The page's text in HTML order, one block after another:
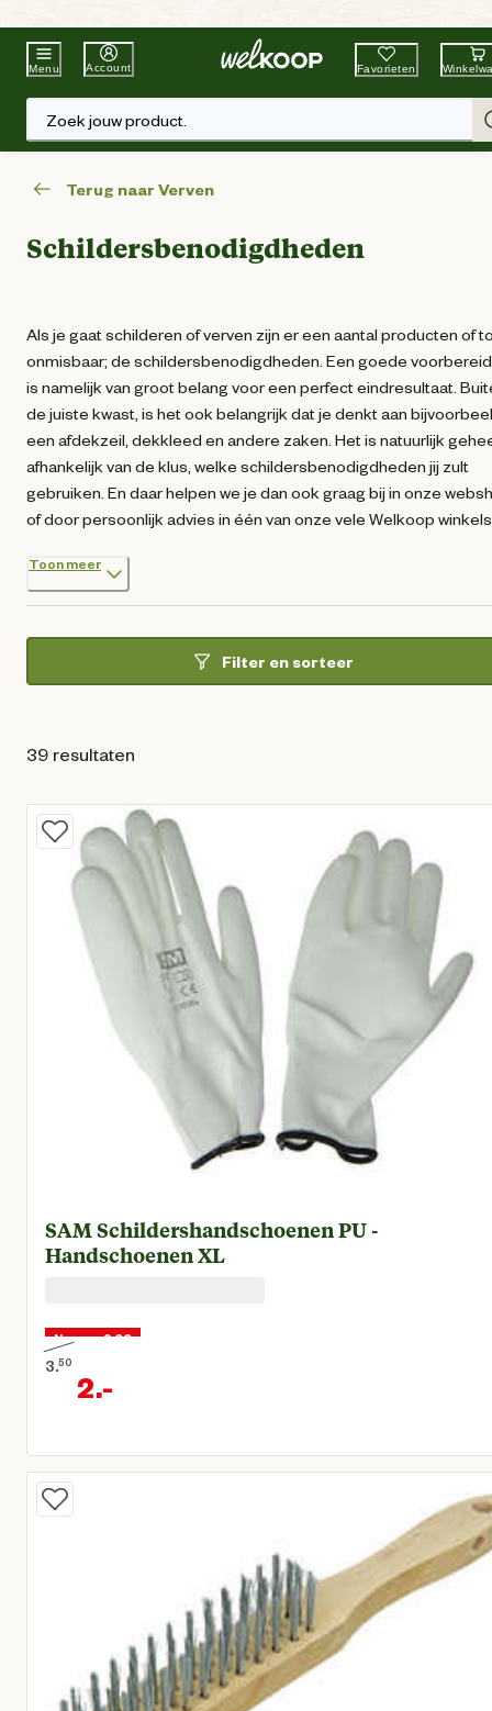
Beste WinkelketenTuin & Dier
Menu Account Favorieten
Zoek jouw product.
Terug naar Verven
Schildersbenodigdheden
Als je gaat schilderen of verven zijn er een aantal producten of
onmisbaar; de schildersbenodigdheden. Een goede
is namelijk van groot belang voor een perfect eindresultaat.
de juiste kwast, is het ook belangrijk dat je denkt aan
een afdekzeil, dekkleed en andere zaken. Het is natuurlijk
afhankelijk van de klus, welke schildersbenodigdheden jij zult
gebruiken. En daar helpen we je dan ook graag bij in onze
of door persoonlijk advies in één van onze vele Welkoop
Toon meer
Filter en sorteer
39 resultaten
SAM Schildershandschoenen PU -
Handschoenen XL
Nu voor 2,00
3.50
Oorspronkelijke prijs € 3,50
2.-
Huidige prijs € 2,00